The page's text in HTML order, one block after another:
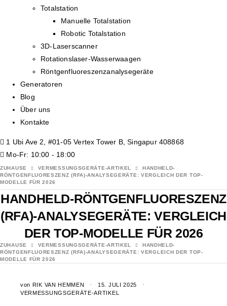
Totalstation
Manuelle Totalstation
Robotic Totalstation
3D-Laserscanner
Rotationslaser-Wasserwaagen
Röntgenfluoreszenzanalysegeräte
Generatoren
Blog
Über uns
Kontakte
1 Ubi Ave 2, #01-05 Vertex Tower B, Singapur 408868
Mo-Fr: 10:00 - 18:00
ZUHAUSE VERMESSUNGSGERÄTE-ARTIKEL
HANDHELD-
RÖNTGENFLUORESZENZ (RFA)-ANALYSEGERÄTE: VERGLEICH DER TOP-
MODELLE FÜR 2026
HANDHELD-RÖNTGENFLUORESZENZ
(RFA)-ANALYSEGERÄTE: VERGLEICH
DER TOP-MODELLE FÜR 2026
ZUHAUSE VERMESSUNGSGERÄTE-ARTIKEL
HANDHELD-
RÖNTGENFLUORESZENZ (RFA)-ANALYSEGERÄTE: VERGLEICH DER TOP-
MODELLE FÜR 2026
von RIK VAN HEMMEN
15. JULI 2025
VERMESSUNGSGERÄTE-ARTIKEL